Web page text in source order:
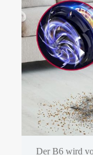
Der B6 wird